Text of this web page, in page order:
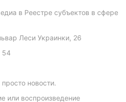
в Реестре субъектов в сфере
Леси Украинки, 26
54
новости.
или воспроизведение